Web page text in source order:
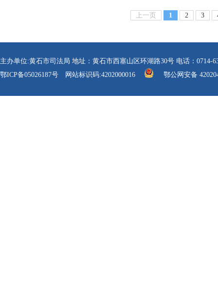
上一页 1 2 3
主办单位:黄石市司法局 地址：黄石市西塞山区环湖路30号 电话：0714-
鄂ICP备05026187号 网站标识码:4202000016 鄂公网安备